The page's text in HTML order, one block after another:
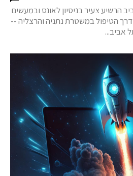
הרשיע צעיר בניסיון לאונס ובמעשים
הטיפול במשטרת נתניה והרצליה --
אביב...